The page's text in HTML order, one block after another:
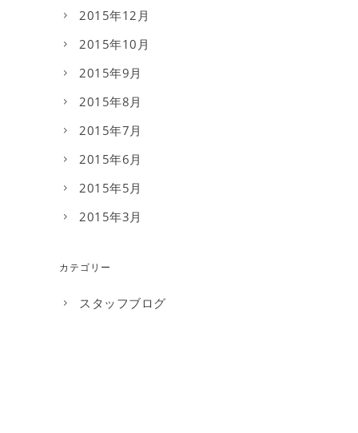
2015年12月
2015年10月
2015年9月
2015年8月
2015年7月
2015年6月
2015年5月
2015年3月
カテゴリー
スタッフブログ